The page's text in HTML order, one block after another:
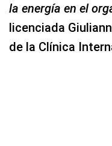
la energía en el
licenciada
de la Clínica